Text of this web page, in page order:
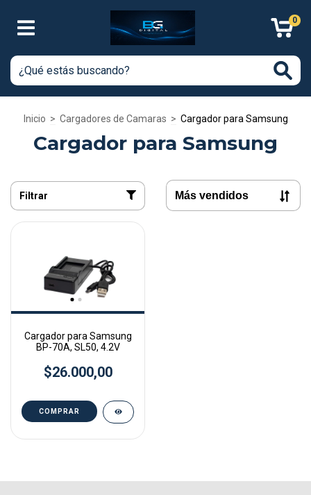
0
Inicio > Cargadores de Camaras > Cargador para Samsung
Cargador para Samsung
Filtrar
Cargador para Samsung
BP-70A, SL50, 4.2V
$26.000,00